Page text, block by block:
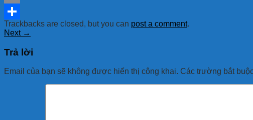
Email
Share
Trackbacks are closed, but you can post a comment.
Next →
Trả lời
Email của bạn sẽ không được hiển thị công khai. Các trường bắt